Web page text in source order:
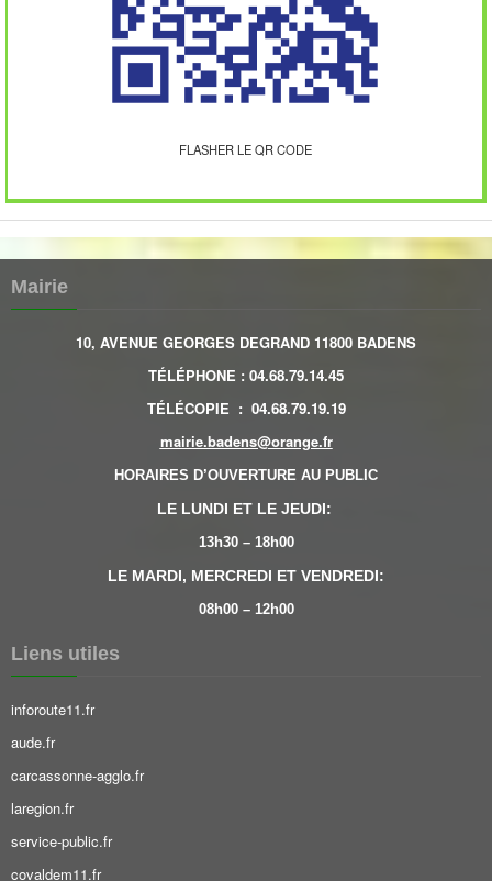
FLASHER LE QR CODE
Mairie
10, AVENUE GEORGES DEGRAND 11800 BADENS
TÉLÉPHONE : 04.68.79.14.45
TÉLÉCOPIE : 04.68.79.19.19
mairie.badens@orange.fr
HORAIRES D’OUVERTURE AU PUBLIC
LE LUNDI ET LE JEUDI:
13h30 – 18h00
LE MARDI, MERCREDI ET VENDREDI:
08h00 – 12h00
Liens utiles
inforoute11.fr
aude.fr
carcassonne-agglo.fr
laregion.fr
service-public.fr
covaldem11.fr